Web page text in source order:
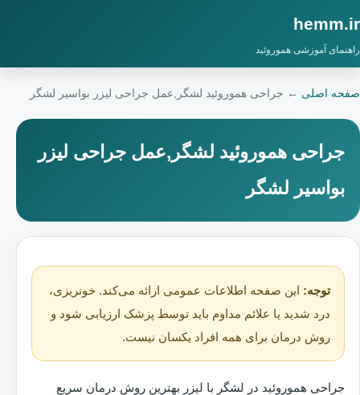
hemm.ir
راهنمای آموزشی هموروئید
صفحه اصلی ← جراحی هموروئید لشگر,عمل جراحی لیزر بواسیر لشگر
جراحی هموروئید لشگر,عمل جراحی لیزر
بواسیر لشگر
توجه: این صفحه اطلاعات عمومی ارائه می‌کند. خونریزی،
درد شدید یا علائم مداوم باید توسط پزشک ارزیابی شود و
روش درمان برای همه افراد یکسان نیست.
جراحی هموروئید در لشگر با لیزر بهترین روش درمان سریع